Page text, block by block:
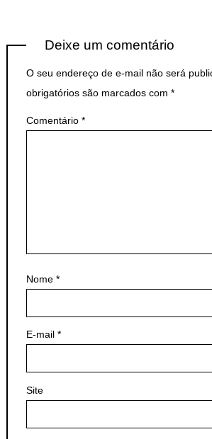
Deixe um comentário
O seu endereço de e-mail não será
obrigatórios são marcados com *
Comentário *
Nome *
E-mail *
Site